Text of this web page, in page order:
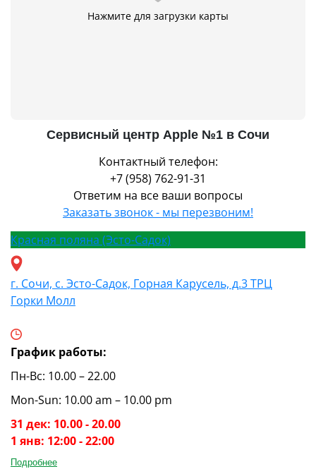
Нажмите для загрузки карты
Сервисный центр Apple №1 в Сочи
Контактный телефон:
+7 (958) 762-91-31
Ответим на все ваши вопросы
Заказать звонок - мы перезвоним!
Красная поляна (Эсто-Садок)
г. Сочи, с. Эсто-Садок, Горная Карусель, д.3 ТРЦ
Горки Молл
График работы:
Пн-Вс: 10.00 – 22.00
Mon-Sun: 10.00 am – 10.00 pm
31 дек: 10.00 - 20.00
1 янв: 12:00 - 22:00
Подробнее